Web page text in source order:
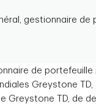
gestionnaire de
de portefeuille
Greystone TD,
Greystone TD, de